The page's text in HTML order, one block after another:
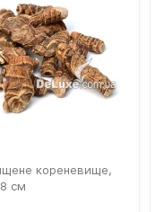
кореневище,
см